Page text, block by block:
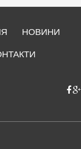
НОВИНИ